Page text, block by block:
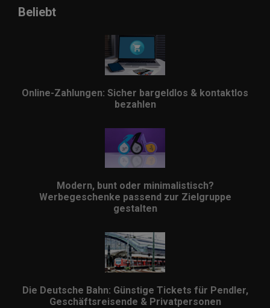
Beliebt
Online-Zahlungen: Sicher bargeldlos & kontaktlos
bezahlen
Modern, bunt oder minimalistisch?
Werbegeschenke passend zur Zielgruppe
gestalten
Die Deutsche Bahn: Günstige Tickets für Pendler,
Geschäftsreisende & Privatpersonen